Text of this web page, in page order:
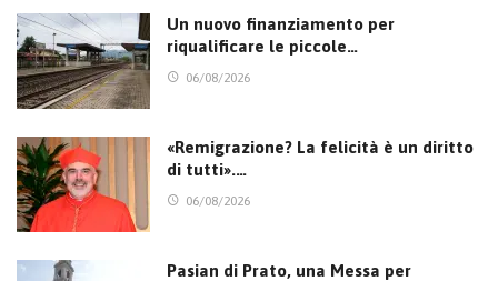
Un nuovo finanziamento per
riqualificare le piccole…
06/08/2026
«Remigrazione? La felicità è un diritto
di tutti».…
06/08/2026
Pasian di Prato, una Messa per